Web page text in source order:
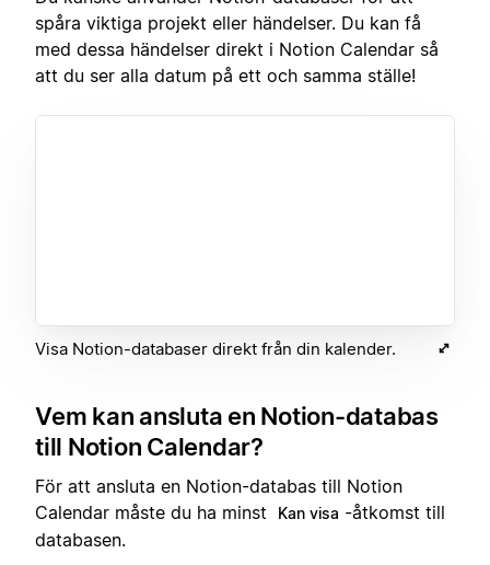
spåra viktiga projekt eller händelser. Du kan få
med dessa händelser direkt i Notion Calendar så
att du ser alla datum på ett och samma ställe!
Visa Notion-databaser direkt från din kalender.
Vem kan ansluta en Notion-databas
till Notion Calendar?
För att ansluta en Notion-databas till Notion
Calendar måste du ha minst
Kan visa -åtkomst till
databasen.